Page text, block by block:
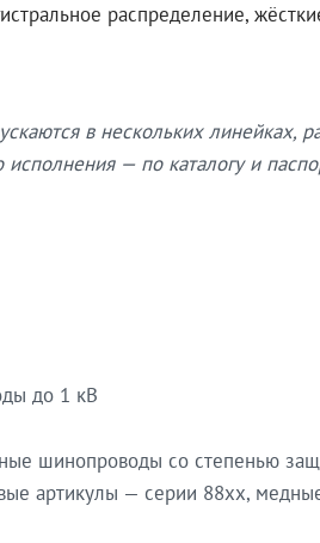
распределение,
в нескольких
— по каталогу и
до 1 кВ
шинопроводы со степенью
артикулы — серии 88xx,